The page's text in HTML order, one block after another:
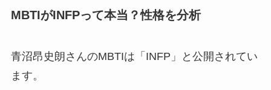
MBTIがINFPって本当？性格を分析
青沼昂史朗さんのMBTIは「INFP」と公開されてい
ます。